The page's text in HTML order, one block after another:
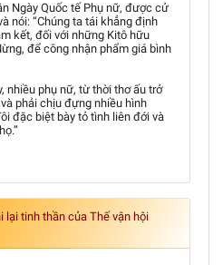
Ngày Quốc tế Phụ nữ, được cử
nói: “Chúng ta tái khẳng định
kết, đối với những Kitô hữu
để công nhận phẩm giá bình
nhiều phụ nữ, từ thời thơ ấu trở
phải chịu đựng nhiều hình
đặc biệt bày tỏ tình liên đới và
lại tinh thần của Thế vận hội